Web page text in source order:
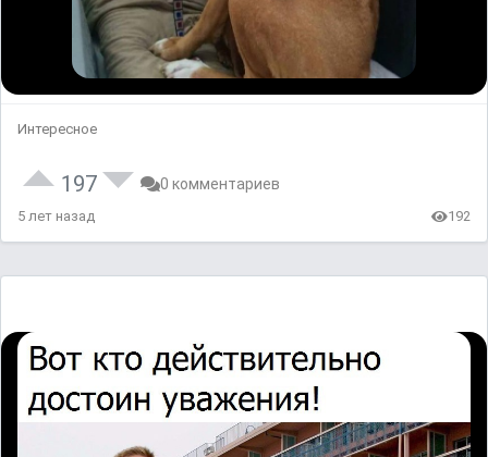
Интересное
197 0 комментариев
5 лет назад 192